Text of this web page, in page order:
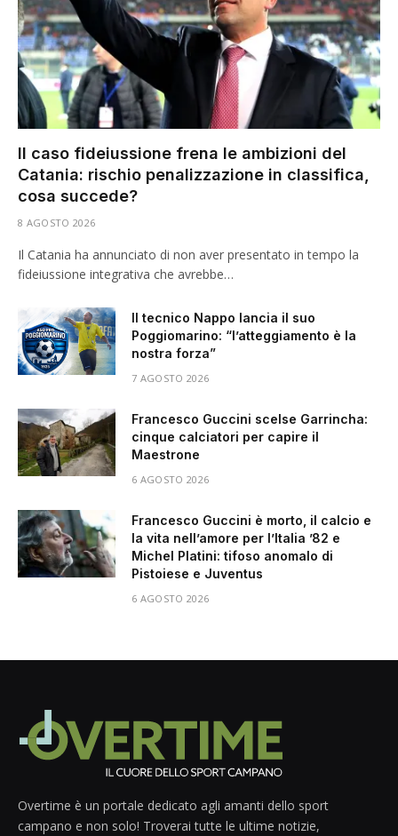
Il caso fideiussione frena le ambizioni del
Catania: rischio penalizzazione in classifica,
cosa succede?
8 AGOSTO 2026
Il Catania ha annunciato di non aver presentato in tempo la
fideiussione integrativa che avrebbe…
Il tecnico Nappo lancia il suo
Poggiomarino: “l’atteggiamento è la
nostra forza”
7 AGOSTO 2026
Francesco Guccini scelse Garrincha:
cinque calciatori per capire il
Maestrone
6 AGOSTO 2026
Francesco Guccini è morto, il calcio e
la vita nell’amore per l’Italia ’82 e
Michel Platini: tifoso anomalo di
Pistoiese e Juventus
6 AGOSTO 2026
Overtime è un portale dedicato agli amanti dello sport
campano e non solo! Troverai tutte le ultime notizie,